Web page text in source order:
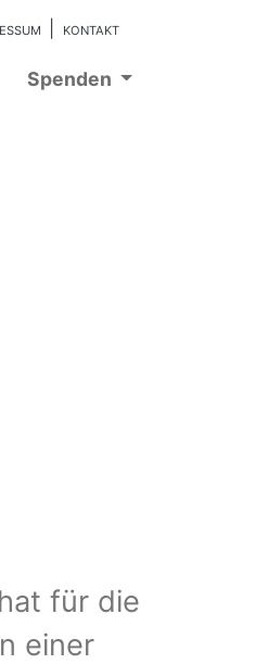
KONTAKT
Spenden
für die
einer